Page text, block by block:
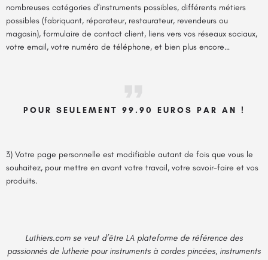
nombreuses catégories d’instruments possibles, différents métiers
possibles (fabriquant, réparateur, restaurateur, revendeurs ou
magasin), formulaire de contact client, liens vers vos réseaux sociaux,
votre email, votre numéro de téléphone, et bien plus encore…
POUR SEULEMENT 99.90 EUROS PAR AN !
3) Votre page personnelle est modifiable autant de fois que vous le
souhaitez, pour mettre en avant votre travail, votre savoir-faire et vos
produits.
Luthiers.com se veut d’être LA plateforme de référence des
passionnés de lutherie pour instruments à cordes pincées, instruments